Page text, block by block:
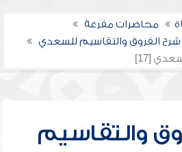
محاضرات مفرغة
شرح الفروق والتقاسيم للسعدي
[17]
والتقاسيم